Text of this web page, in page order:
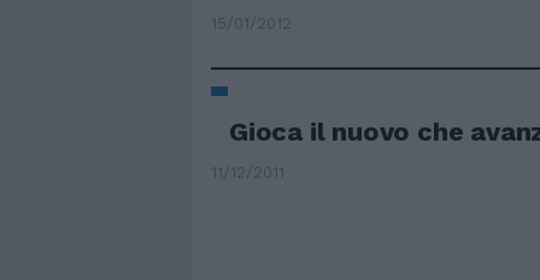
15/01/2012
Gioca il nuovo che
11/12/2011